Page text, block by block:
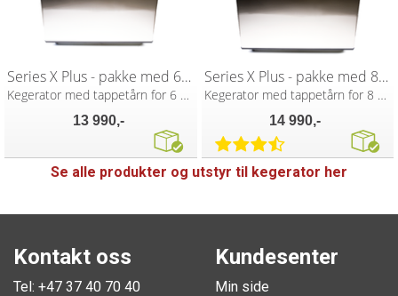
Series X Plus - pakke med 6 kraner
Kegerator med tappetårn for 6 kraner
13 990,-
Series X Plus - pakke med 8 kraner
Kegerator med tappetårn for 8 kraner
14 990,-
Se alle produkter og utstyr til kegerator her
Kontakt oss
Tel: +47 37 40 70 40
Kundesenter
Min side